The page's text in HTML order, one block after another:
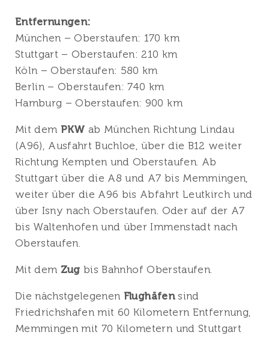
Entfernungen:
München – Oberstaufen: 170 km
Stuttgart – Oberstaufen: 210 km
Köln – Oberstaufen: 580 km
Berlin – Oberstaufen: 740 km
Hamburg – Oberstaufen: 900 km
Mit dem PKW ab München Richtung Lindau
(A96), Ausfahrt Buchloe, über die B12 weiter
Richtung Kempten und Oberstaufen. Ab
Stuttgart über die A8 und A7 bis Memmingen,
weiter über die A96 bis Abfahrt Leutkirch und
über Isny nach Oberstaufen. Oder auf der A7
bis Waltenhofen und über Immenstadt nach
Oberstaufen.
Mit dem Zug bis Bahnhof Oberstaufen.
Die nächstgelegenen Flughäfensind
Friedrichshafen mit 60 Kilometern Entfernung,
Memmingen mit 70 Kilometern und Stuttgart